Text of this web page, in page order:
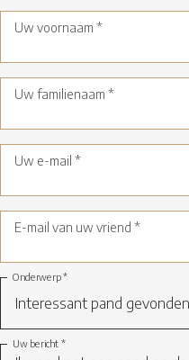
Uw voornaam *
Uw familienaam *
Uw e-mail *
E-mail van uw vriend *
Onderwerp *
Uw bericht *